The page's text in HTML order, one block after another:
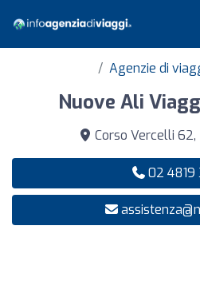
Agenzie di
Nuove Ali
Corso Vercelli 62,
02 4819